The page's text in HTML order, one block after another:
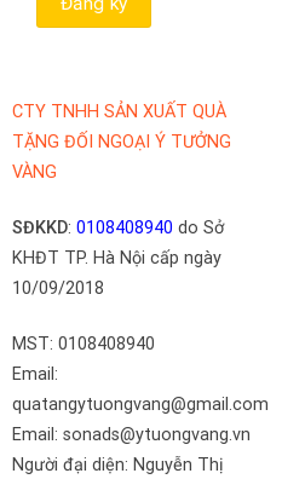
CTY TNHH SẢN XUẤT QUÀ
TẶNG ĐỐI NGOẠI Ý TƯỞNG
VÀNG
SĐKKD: 0108408940 do Sở
KHĐT TP. Hà Nội cấp ngày
10/09/2018
MST: 0108408940
Email:
quatangytuongvang@gmail.com
Email: sonads@ytuongvang.vn
Người đại diện: Nguyễn Thị